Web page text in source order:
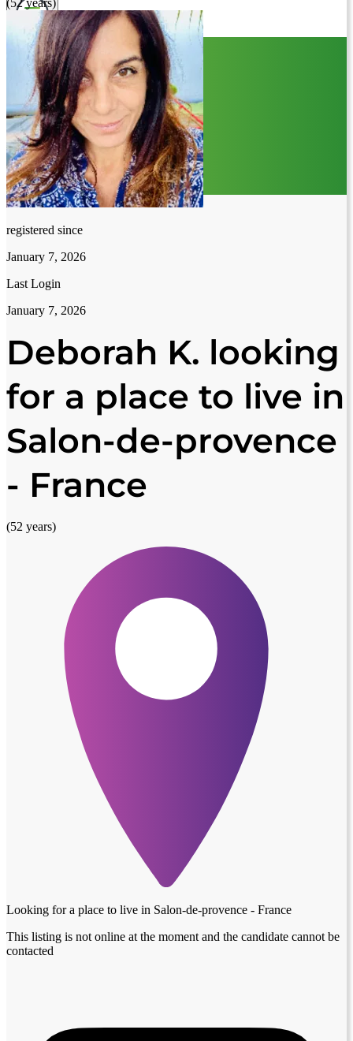
(52 years)
registered since
January 7, 2026
Last Login
January 7, 2026
Deborah K. looking
for a place to live in
Salon-de-provence
- France
(52 years)
Looking for a place to live in Salon-de-provence - France
This listing is not online at the moment and the candidate cannot be
contacted